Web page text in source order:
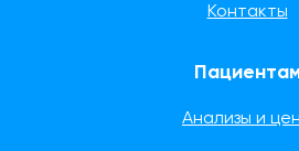
Контакты
Анализы и